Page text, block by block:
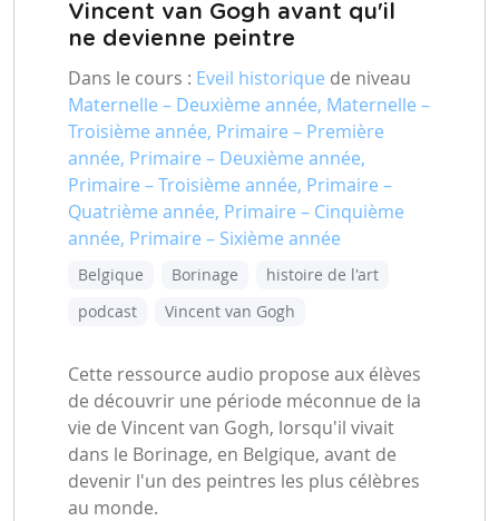
Vincent van Gogh avant qu'il
ne devienne peintre
Dans le cours : Eveil historique de niveau
Maternelle – Deuxième année, Maternelle –
Troisième année, Primaire – Première
année, Primaire – Deuxième année,
Primaire – Troisième année, Primaire –
Quatrième année, Primaire – Cinquième
année, Primaire – Sixième année
Belgique Borinage
histoire de l'art
podcast
Vincent van Gogh
Cette ressource audio propose aux élèves
de découvrir une période méconnue de la
vie de Vincent van Gogh, lorsqu'il vivait
dans le Borinage, en Belgique, avant de
devenir l'un des peintres les plus célèbres
au monde.